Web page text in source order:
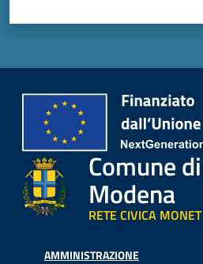
Comune di
Modena
RETE CIVICA MONET
AMMINISTRAZIONE